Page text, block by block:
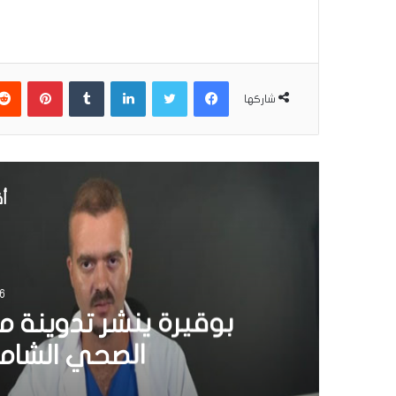
شاركها
فيسبوكتويتر لينكدإن
6 مارس 2022
بوقيرة ينشر
الصحي